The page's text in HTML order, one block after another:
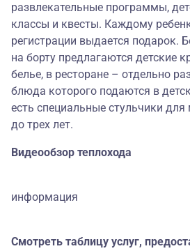
развлекательные программы,
классы и квесты. Каждому
регистрации выдается подарок.
на борту предлагаются детские
белье, в ресторане – отдельно
блюда которого подаются в
есть специальные стульчики
до трех лет.
Видеообзор теплохода
информация
Смотреть таблицу услуг,